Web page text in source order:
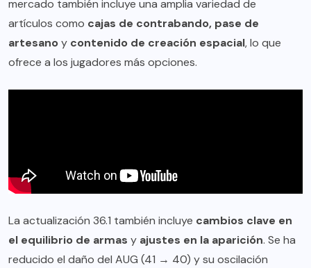
mercado también incluye una amplia variedad de
artículos como cajas de contrabando, pase de
artesanoy contenido de creación espacial, lo que
ofrece a los jugadores más opciones.
La actualización 36.1 también incluye cambios clave en
el equilibrio de armas y ajustes en la aparición. Se ha
reducido el daño del AUG (41 → 40) y su oscilación